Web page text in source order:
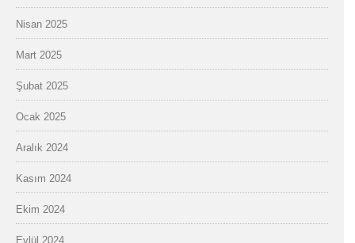
Nisan 2025
Mart 2025
Şubat 2025
Ocak 2025
Aralık 2024
Kasım 2024
Ekim 2024
Eylül 2024